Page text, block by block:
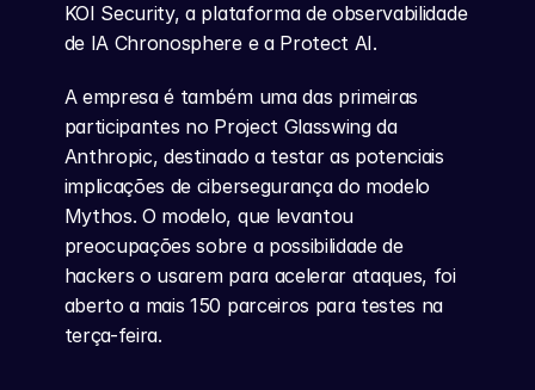
KOI Security, a plataforma de observabilidade
de IA Chronosphere e a Protect AI.
A empresa é também uma das primeiras
participantes no Project Glasswing da
Anthropic, destinado a testar as potenciais
implicações de cibersegurança do modelo
Mythos. O modelo, que levantou
preocupações sobre a possibilidade de
hackers o usarem para acelerar ataques, foi
aberto a mais 150 parceiros para testes na
terça-feira.